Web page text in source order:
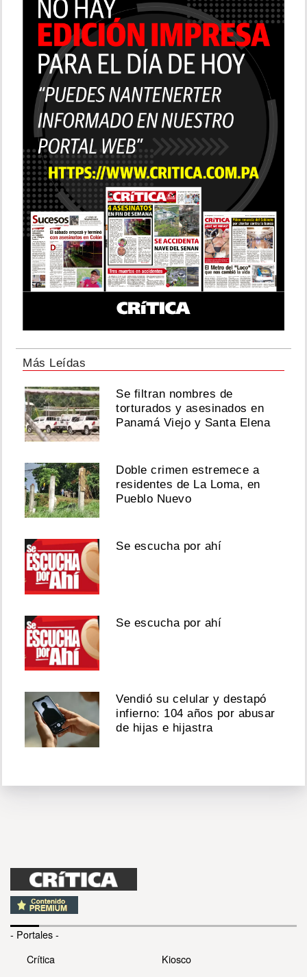
Más Leídas
Se filtran nombres de
torturados y asesinados en
Panamá Viejo y Santa Elena
Doble crimen estremece a
residentes de La Loma, en
Pueblo Nuevo
Se escucha por ahí
Se escucha por ahí
Vendió su celular y destapó
infierno: 104 años por abusar
de hijas e hijastra
- Portales -
Crítica
Kiosco